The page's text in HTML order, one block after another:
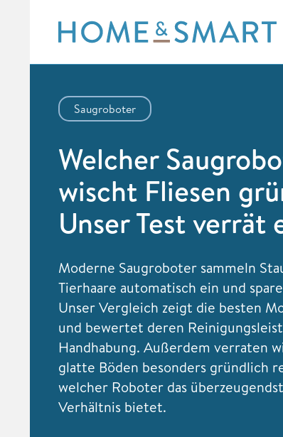
content
Saugroboter
Welcher
wischt Fliesen
Unser Test verrät
Moderne Saugroboter sammeln
Tierhaare automatisch ein und
Unser Vergleich zeigt die besten
und bewertet deren
Handhabung. Außerdem verraten
glatte Böden besonders gründlich
welcher Roboter das
Verhältnis bietet.